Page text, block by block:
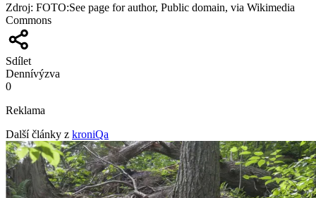
Zdroj: FOTO:See page for author, Public domain, via Wikimedia
Commons
Sdílet
Dennívýzva
0
Reklama
Další články z kroniQa